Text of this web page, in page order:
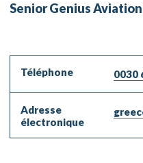
Senior Genius
Téléphone 0030
Adresse
électronique